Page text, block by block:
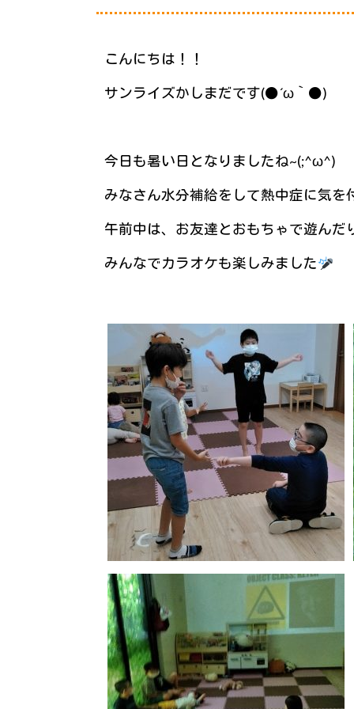
こんにちは！！
サンライズかしまだです(●´ω｀●)
今日も暑い日となりましたね~(;^ω^)
みなさん水分補給をして熱中症に気を
午前中は、お友達とおもちゃで遊ん
みんなでカラオケも楽しみました